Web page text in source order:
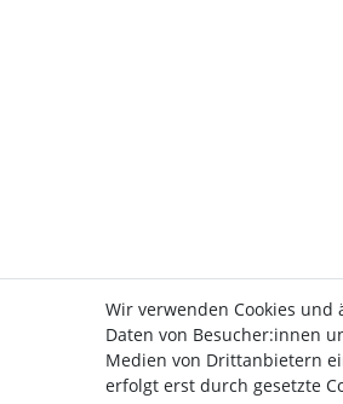
Wir verwenden Cookies
Daten von Besucher:innen
Medien von Drittanbietern
erfolgt erst durch gesetzte